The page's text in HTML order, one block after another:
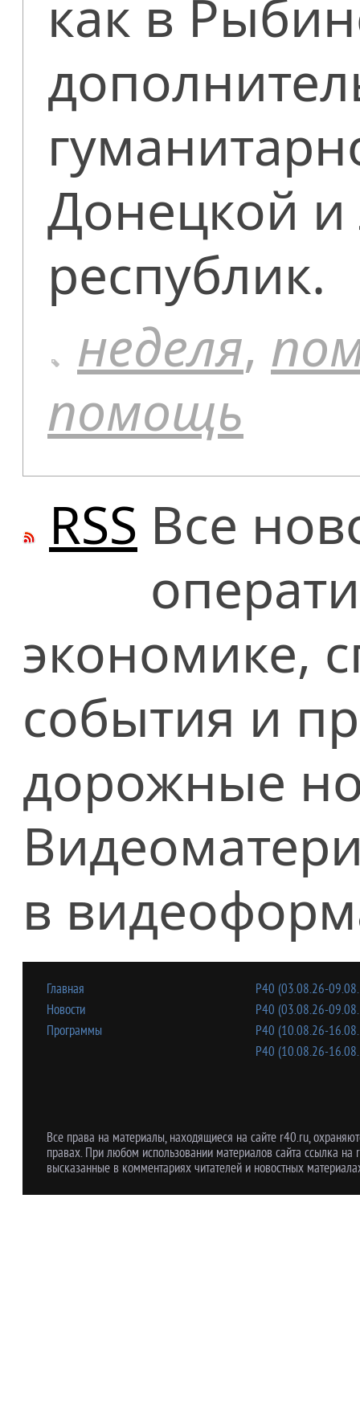
как в
Донецкой и
республик.
неделя,
помощь
RSS Все
экономике,
события и
дорожные
в
Главная
Новости
Программы
Р40 (03.08.26-
Р40 (03.08.26-
Р40 (10.08.26-
Р40 (10.08.26-
Все права на материалы, находящиеся на сайте r40.ru,
правах. При любом использовании материалов сайта ссылка
высказанные в комментариях читателей и новостных